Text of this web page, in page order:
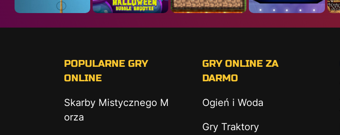
POPULARNE GRY
ONLINE
Skarby Mistycznego M
orza
GRY ONLINE ZA
DARMO
Ogień i Woda
Gry Traktory